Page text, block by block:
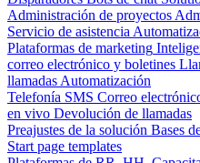
Administración de proyectos
Servicio de asistencia
Plataformas de marketing
correo electrónico y boletines
llamadas Automatización
Telefonía SMS Correo
en vivo Devolución de llamadas
Preajustes de la solución Bases
Start page templates